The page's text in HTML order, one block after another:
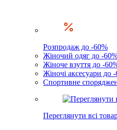
Розпродаж до -60%
Жіночий одяг до -
Жіноче взуття до -
Жіночі аксесуари до
Спортивне
Переглянути всі